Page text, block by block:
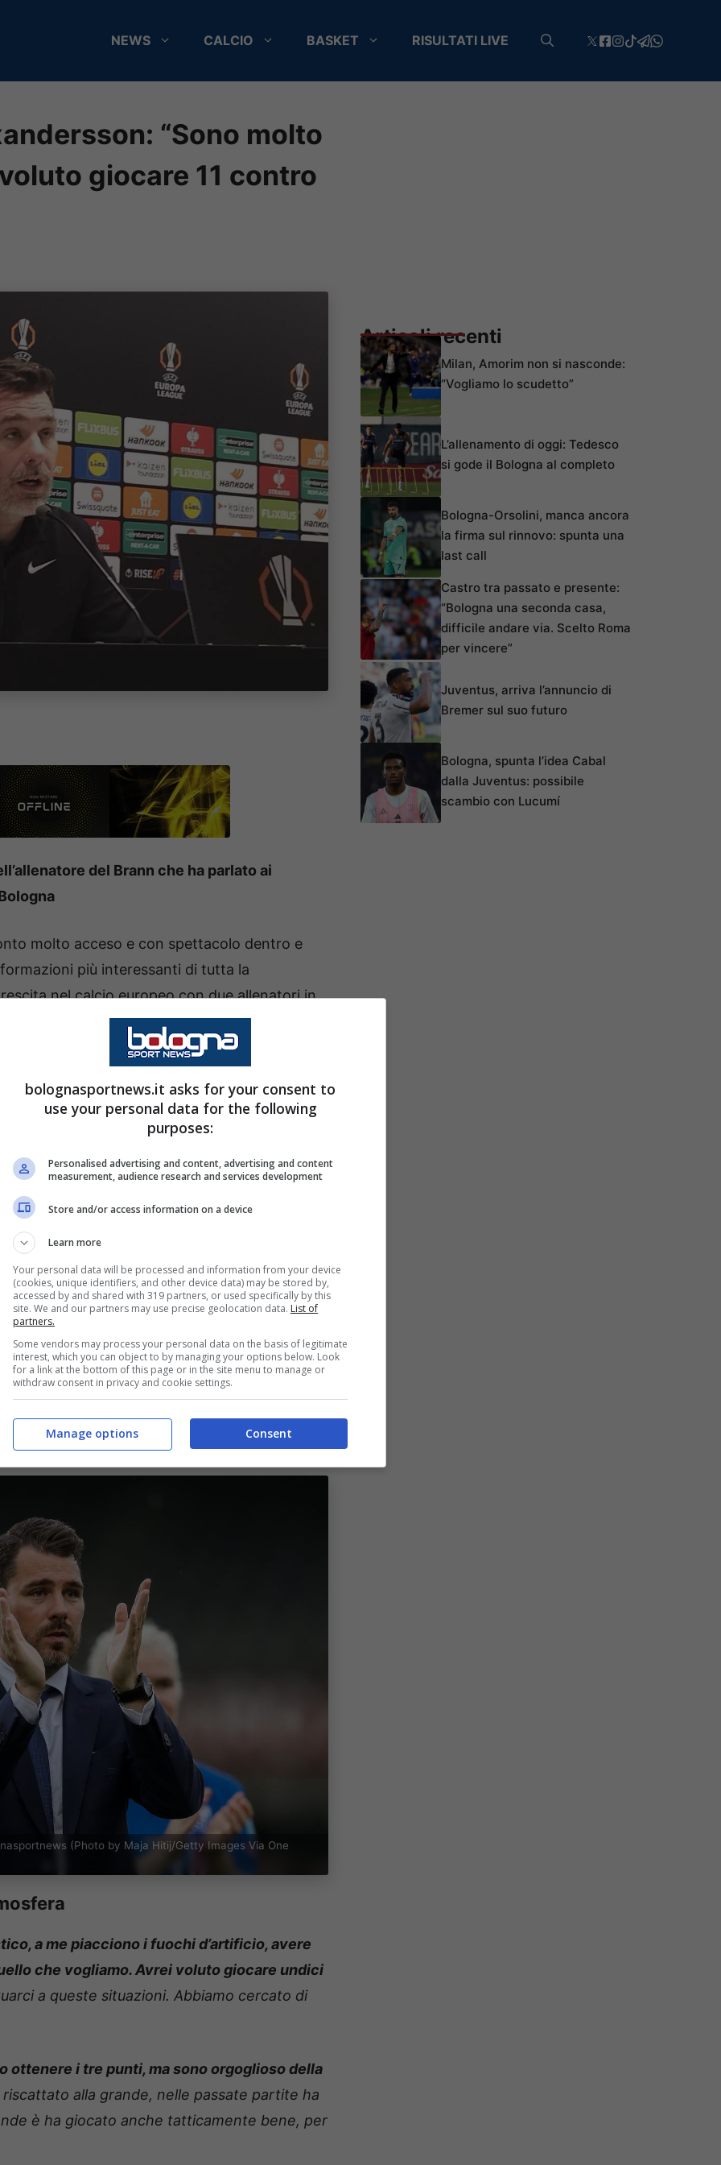
NEWS CALCIO BASKET RISULTATI LIVE
“Sono molto
giocare 11 contro
del Brann che ha parlato ai
molto acceso e con spettacolo dentro e
più interessanti di tutta la
nel calcio europeo con due allenatori in
di campionato.
l’allenatore dopo lo zero a zero. Il Brann
dell’allenatore
dopo il quarto match stagionale in
persa di sfruttare il vantaggio numerico:
non era un buon punto?
è molto più forte del Brann,
è un’altra cosa,noi siamo orgogliosi di
stiamo facendo. Abbiamo giocato molto
non concordo.
il Bologna così tanto con la spinta dei tifosi,
pressione, così come negli ultimi quindici
occasioni.”
(Photo by Maja Hitij/Getty Images Via One
a me piacciono i fuochi d’artificio, avere
che vogliamo. Avrei voluto giocare undici
a queste situazioni. Abbiamo cercato di
ottenere i tre punti, ma sono orgoglioso della
alla grande, nelle passate partite ha
è ha giocato anche tatticamente bene, per
Articoli recenti
Milan, Amorim non si nasconde:
“Vogliamo lo scudetto”
L’allenamento di oggi: Tedesco
si gode il Bologna al completo
Bologna-Orsolini, manca ancora
la firma sul rinnovo: spunta una
last call
Castro tra passato e presente:
“Bologna una seconda casa,
difficile andare via. Scelto Roma
per vincere”
Juventus, arriva l’annuncio di
Bremer sul suo futuro
Bologna, spunta l’idea Cabal
dalla Juventus: possibile
scambio con Lucumí
bolognasportnews.it asks for your consent to
use your personal data for the following
purposes:
Personalised advertising and content, advertising and content
measurement, audience research and services development
Store and/or access information on a device
Learn more
Your personal data will be processed and information from your device
(cookies, unique identifiers, and other device data) may be stored by,
accessed by and shared with 319 partners, or used specifically by this
site. We and our partners may use precise geolocation data. List of
partners.
Some vendors may process your personal data on the basis of legitimate
interest, which you can object to by managing your options below. Look
for a link at the bottom of this page or in the site menu to manage or
withdraw consent in privacy and cookie settings.
Consent
Manage options